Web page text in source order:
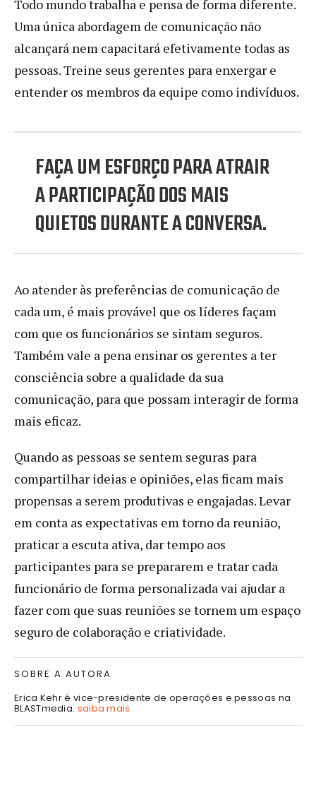
Todo mundo trabalha e pensa de forma diferente.
Uma única abordagem de comunicação não
alcançará nem capacitará efetivamente todas as
pessoas. Treine seus gerentes para enxergar e
entender os membros da equipe como indivíduos.
FAÇA UM ESFORÇO PARA ATRAIR
A PARTICIPAÇÃO DOS MAIS
QUIETOS DURANTE A CONVERSA.
Ao atender às preferências de comunicação de
cada um, é mais provável que os líderes façam
com que os funcionários se sintam seguros.
Também vale a pena ensinar os gerentes a ter
consciência sobre a qualidade da sua
comunicação, para que possam interagir de forma
mais eficaz.
Quando as pessoas se sentem seguras para
compartilhar ideias e opiniões, elas ficam mais
propensas a serem produtivas e engajadas. Levar
em conta as expectativas em torno da reunião,
praticar a escuta ativa, dar tempo aos
participantes para se prepararem e tratar cada
funcionário de forma personalizada vai ajudar a
fazer com que suas reuniões se tornem um espaço
seguro de colaboração e criatividade.
SOBRE A AUTORA
Erica Kehr é vice-presidente de operações e pessoas na
BLASTmedia. saiba mais